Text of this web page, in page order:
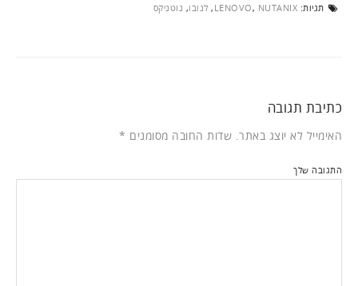
תגיות: LENOVO, NUTANIX
, לנובו, נוטניקס
כתיבת תגובה
האימייל לא יוצג באתר. שדות החובה מסומנים *
התגובה שלך